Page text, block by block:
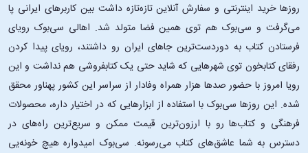
روزها خرید اینترنتی و سفارش آنلاین تازه‌تازه داشت بین کاربرهای ایرانی پا
می‌گرفت و سی‌بوک هم توی همین فضا متولد شد. اهالی سی‌بوک رویای
فرستادن کتاب به دوردست‌ترین جاهای ایران رو داشتند، رویای پیدا کردن
رفقای کتابخون توی شهرهایی که شاید حتی یک کتابفروشی هم نداشت و این
رویا امروز با حضور صدها هزار همراه وفادار از سراسر این کشور پهناور محقق
شده. این ‌روزها سی‌بوک با استفاده از ابزارهایی که در اختیار داره، محصولات
فرهنگی و کتاب‌ها رو با ارزون‌ترین قیمت ممکن و سریع‌ترین راه‌های در
دسترس به شما عاشق‌های کتاب می‌رسونه. سی‌بوک امیدواره هیچ خونه‌یی